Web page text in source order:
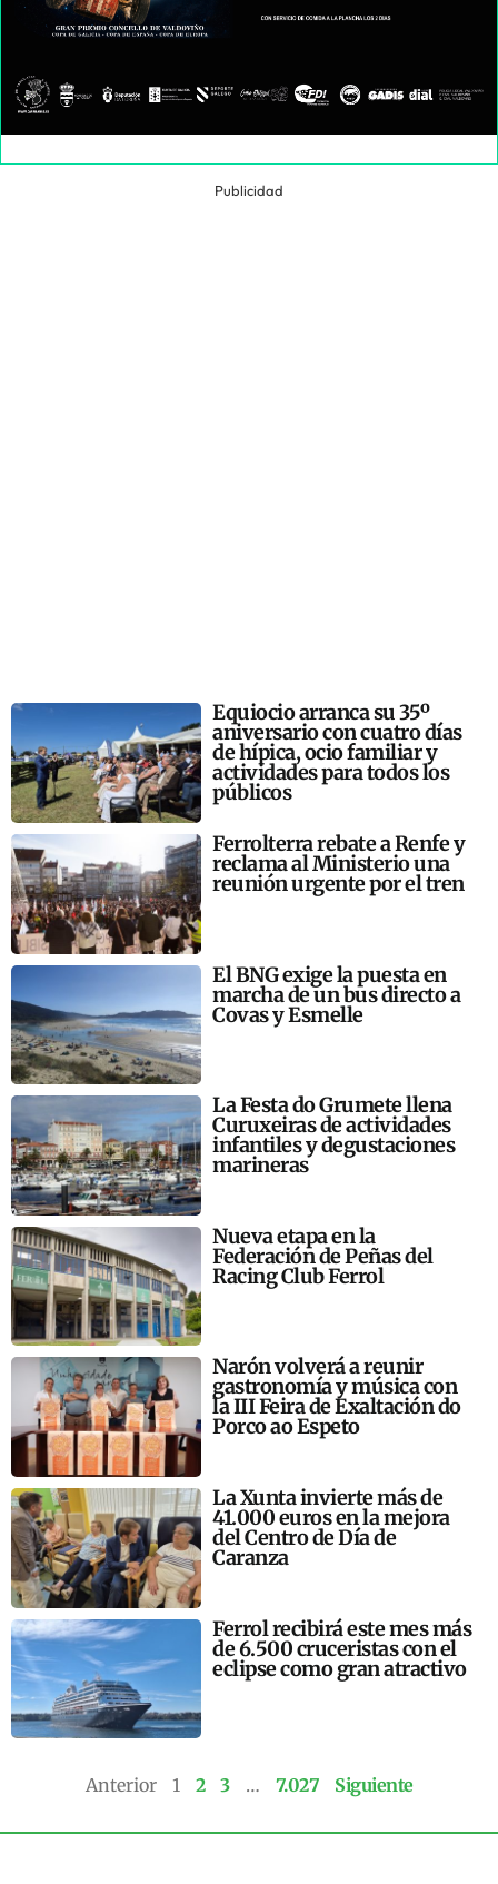
Publicidad
Equiocio arranca su 35º
aniversario con cuatro días
de hípica, ocio familiar y
actividades para todos los
públicos
Ferrolterra rebate a Renfe y
reclama al Ministerio una
reunión urgente por el tren
El BNG exige la puesta en
marcha de un bus directo a
Covas y Esmelle
La Festa do Grumete llena
Curuxeiras de actividades
infantiles y degustaciones
marineras
Nueva etapa en la
Federación de Peñas del
Racing Club Ferrol
Narón volverá a reunir
gastronomía y música con
la III Feira de Exaltación do
Porco ao Espeto
La Xunta invierte más de
41.000 euros en la mejora
del Centro de Día de
Caranza
Ferrol recibirá este mes más
de 6.500 cruceristas con el
eclipse como gran atractivo
Anterior 1 2 3 … 7.027 Siguiente